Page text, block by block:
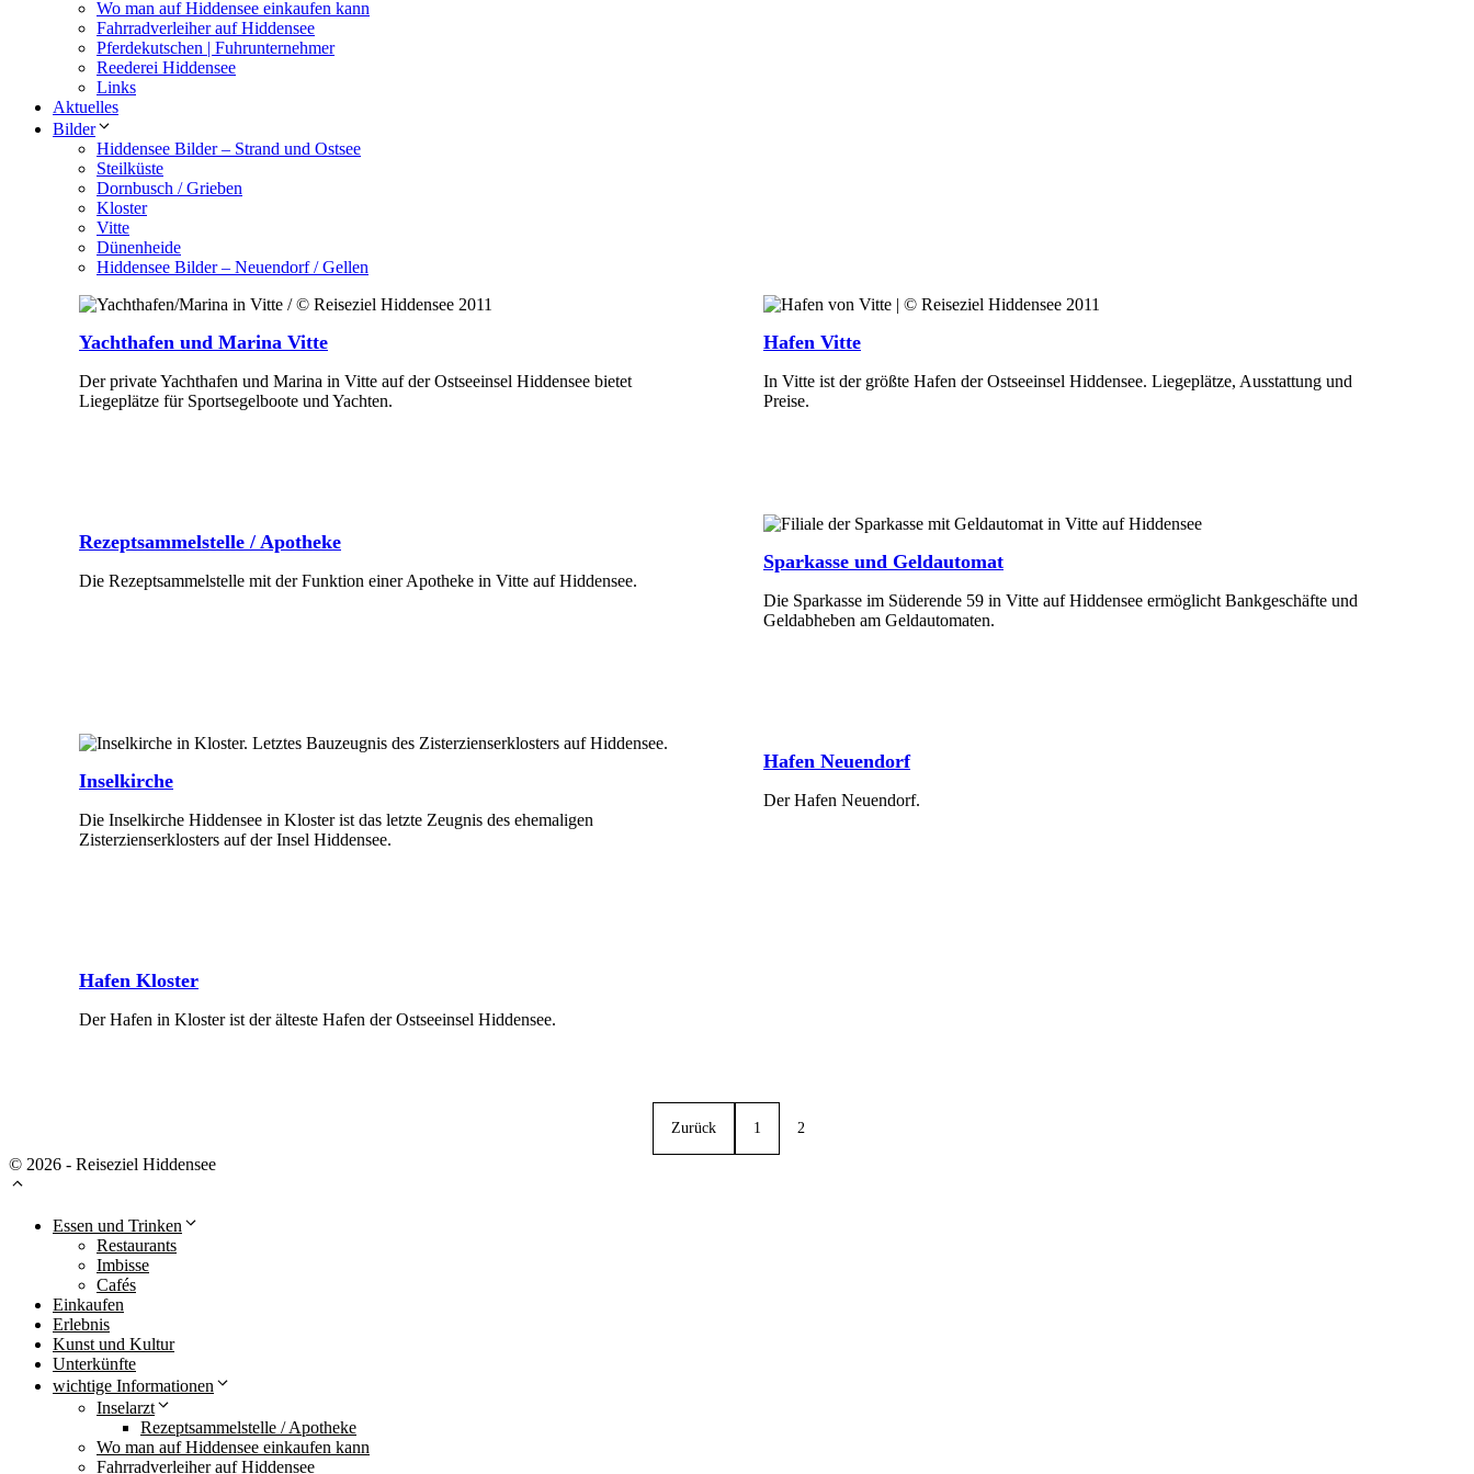
Wo man auf Hiddensee einkaufen kann
Fahrradverleiher auf Hiddensee
Pferdekutschen | Fuhrunternehmer
Reederei Hiddensee
Links
Aktuelles
Bilder
Hiddensee Bilder – Strand und Ostsee
Steilküste
Dornbusch / Grieben
Kloster
Vitte
Dünenheide
Hiddensee Bilder – Neuendorf / Gellen
Yachthafen und Marina Vitte
Der private Yachthafen und Marina in Vitte auf der Ostseeinsel Hiddensee bietet
Liegeplätze für Sportsegelboote und Yachten.
Hafen Vitte
In Vitte ist der größte Hafen der Ostseeinsel Hiddensee. Liegeplätze, Ausstattung und
Preise.
Rezeptsammelstelle / Apotheke
Die Rezeptsammelstelle mit der Funktion einer Apotheke in Vitte auf Hiddensee.
Sparkasse und Geldautomat
Die Sparkasse im Süderende 59 in Vitte auf Hiddensee ermöglicht Bankgeschäfte und
Geldabheben am Geldautomaten.
Inselkirche
Die Inselkirche Hiddensee in Kloster ist das letzte Zeugnis des ehemaligen
Zisterzienserklosters auf der Insel Hiddensee.
Hafen Neuendorf
Der Hafen Neuendorf.
Hafen Kloster
Der Hafen in Kloster ist der älteste Hafen der Ostseeinsel Hiddensee.
Zurück 1 2
© 2026 - Reiseziel Hiddensee
Essen und Trinken
Restaurants
Imbisse
Cafés
Einkaufen
Erlebnis
Kunst und Kultur
Unterkünfte
wichtige Informationen
Inselarzt
Rezeptsammelstelle / Apotheke
Wo man auf Hiddensee einkaufen kann
Fahrradverleiher auf Hiddensee